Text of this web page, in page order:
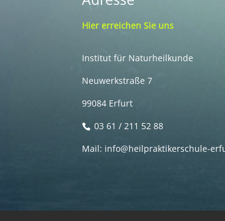
Hier erreichen Sie uns
Institut für Naturheilkunde
Neuwerkstraße 7
99084 Erfurt
03 61 / 211 52 88
Mail: info@heilpraktikerschule-